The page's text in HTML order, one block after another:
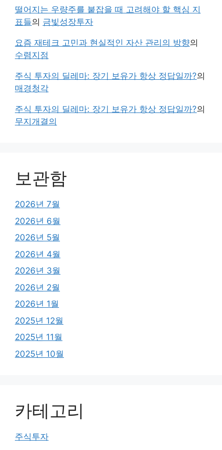
떨어지는 우량주를 붙잡을 때 고려해야 할 핵심 지
표들의 금빛성장투자
요즘 재테크 고민과 현실적인 자산 관리의 방향의
수렴지점
주식 투자의 딜레마: 장기 보유가 항상 정답일까?의
매경청각
주식 투자의 딜레마: 장기 보유가 항상 정답일까?의
무지개결의
보관함
2026년 7월
2026년 6월
2026년 5월
2026년 4월
2026년 3월
2026년 2월
2026년 1월
2025년 12월
2025년 11월
2025년 10월
카테고리
주식투자